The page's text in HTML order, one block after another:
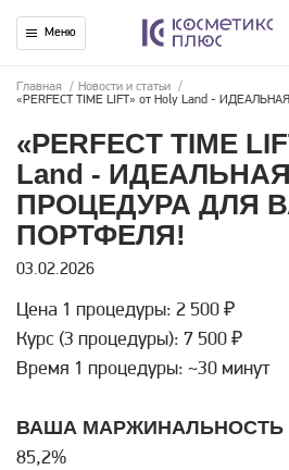
Меню
Главная / Новости и статьи /
«PERFECT TIME LIFT» от Holy Land -
«PERFECT TIME
Land - ИДЕАЛЬНАЯ
ПРОЦЕДУРА ДЛЯ
ПОРТФЕЛЯ!
03.02.2026
Цена 1 процедуры: 2 500 ₽
Курс (3 процедуры): 7 500 ₽
Время 1 процедуры: ~30 минут
ВАША МАРЖИНАЛЬНОСТЬ
85,2%